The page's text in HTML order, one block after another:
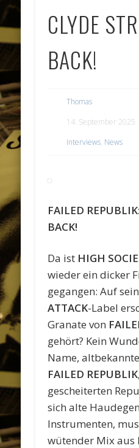
CLYDE
BACK!
Thomas
14. September 2025
Interviews, News
FAILED
BACK!
Da ist HIGH
wieder ein dicker
gegangen: Auf
ATTACK-Label
Granate von
gehört? Kein
Name,
FAILED REPUBLIK
gescheiterten
sich alte
Instrumenten,
wütender Mix aus